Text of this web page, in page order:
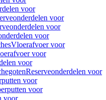
voor
voor
voor
voor
Vloerafvoer voor
voor
voor
Reserveonderdelen voor
voor
voor
voor